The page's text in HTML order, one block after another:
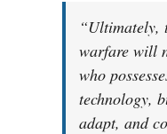
“Ultimately,
warfare will
who
technology,
adapt, and